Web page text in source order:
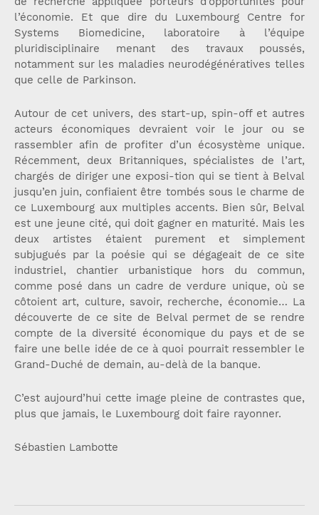
l’économie. Et que dire du Luxembourg Centre for
Systems Biomedicine, laboratoire à l’équipe
pluridisciplinaire menant des travaux poussés,
notamment sur les maladies neurodégénératives telles
que celle de Parkinson.
Autour de cet univers, des start-up, spin-off et autres
acteurs économiques devraient voir le jour ou se
rassembler afin de profiter d’un écosystème unique.
Récemment, deux Britanniques, spécialistes de l’art,
chargés de diriger une exposi-tion qui se tient à Belval
jusqu’en juin, confiaient être tombés sous le charme de
ce Luxembourg aux multiples accents. Bien sûr, Belval
est une jeune cité, qui doit gagner en maturité. Mais les
deux artistes étaient purement et simplement
subjugués par la poésie qui se dégageait de ce site
industriel, chantier urbanistique hors du commun,
comme posé dans un cadre de verdure unique, où se
côtoient art, culture, savoir, recherche, économie… La
découverte de ce site de Belval permet de se rendre
compte de la diversité économique du pays et de se
faire une belle idée de ce à quoi pourrait ressembler le
Grand-Duché de demain, au-delà de la banque.
C’est aujourd’hui cette image pleine de contrastes que,
plus que jamais, le Luxembourg doit faire rayonner.
Sébastien Lambotte